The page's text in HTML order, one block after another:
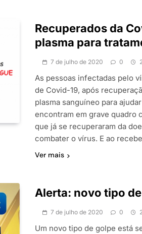
Recuperados da
plasma para
7 de julho de 2020 0
As pessoas infectadas pelo
de Covid-19, após
plasma sanguíneo para
encontram em grave quadro
que já se recuperaram da
combater o vírus. E ao
Ver mais
Alerta: novo tipo
7 de julho de 2020 0
Um novo tipo de golpe está